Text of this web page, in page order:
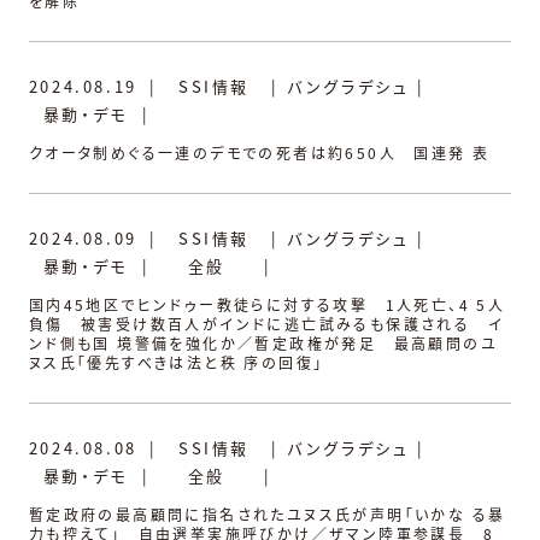
2024.08.19 | SSI情報 | バングラデシュ
|
暴動・デモ
|
クオータ制めぐる一連のデモでの死者は約650人 国連発 表
2024.08.09 | SSI情報 | バングラデシュ
|
暴動・デモ
| 全般 |
国内45地区でヒンドゥー教徒らに対する攻撃 1人死亡、4 5人
負傷 被害受け数百人がインドに逃亡試みるも保護される イ
ンド側も国 境警備を強化か／暫定政権が発足 最高顧問のユ
ヌス氏「優先すべきは法と秩 序の回復」
2024.08.08 | SSI情報 | バングラデシュ
|
暴動・デモ
| 全般 |
暫定政府の最高顧問に指名されたユヌス氏が声明「いかな る暴
力も控えて」 自由選挙実施呼びかけ／ザマン陸軍参謀長 8